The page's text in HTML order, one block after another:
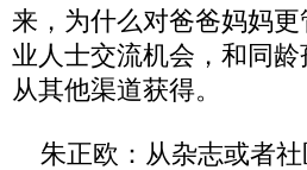
来，为什么对爸爸妈妈
业人士交流机会，和同
从其他渠道获得。
朱正欧：从杂志或者社